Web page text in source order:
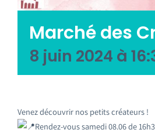
Contact
Marché des
8 juin 2024 à
Venez découvrir nos petits créateurs !
Rendez-vous samedi 08.06 de